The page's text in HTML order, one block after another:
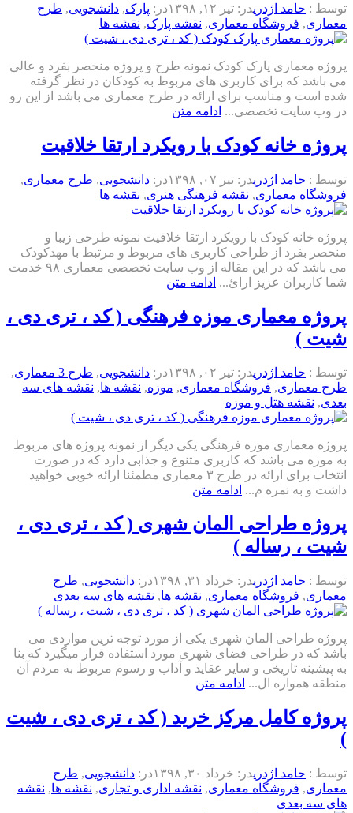
توسط : حامد اژدریدر: تیر ۱۲, ۱۳۹۸ در: پارک, دانشجویی, طرح
معماری, فروشگاه معماری, نقشه پارک, نقشه ها
پروژه معماری پارک کودک نمونه طرح و پروژه منحصر بفرد و عالی
می باشد که برای کاربری های مربوط به کودکان در نظر گرفته
شده است و مناسب برای ارائه در طرح معماری می باشد از این رو
در وب سایت تخصصی... ادامه متن
پروژه خانه کودک با رویکرد ارتقا خلاقیت
توسط : حامد اژدریدر: تیر ۰۷, ۱۳۹۸ در: دانشجویی, طرح معماری,
فروشگاه معماری, نقشه فرهنگی هنری, نقشه ها
پروژه خانه کودک با رویکرد ارتقا خلاقیت نمونه طرحی زیبا و
منحصر بفرد از طراحی کاربری های مربوط و مرتبط با مهدکودک
می باشد که در این مقاله از وب سایت تخصصی معماری ۹۸ خدمت
شما کاربران عزیز ارائ... ادامه متن
پروژه معماری موزه فرهنگی ( کد ، تری دی ،
شیت )
توسط : حامد اژدریدر: تیر ۰۲, ۱۳۹۸ در: دانشجویی, طرح 3 معماری
,
طرح معماری, فروشگاه معماری, موزه, نقشه ها, نقشه های سه
بعدی, نقشه هتل و موزه
پروژه معماری موزه فرهنگی یکی دیگر از نمونه پروژه های مربوط
به موزه می باشد که کاربری متنوع و جذابی دارد که در صورت
انتخاب برای ارائه در طرح ۳ معماری مطمئنا ارائه خوبی خواهید
داشت و به نمره م... ادامه متن
پروژه طراحی المان شهری ( کد ، تری دی ،
شیت ، رساله )
توسط : حامد اژدریدر: خرداد ۳۱, ۱۳۹۸ در: دانشجویی, طرح
معماری, فروشگاه معماری, نقشه ها, نقشه های سه بعدی
پروژه طراحی المان شهری یکی از مورد توجه ترین مواردی می
باشد که در طراحی فضای شهری مورد استفاده قرار میگیرد که بنا
به پیشینه تاریخی و سایر عقاید و آداب و رسوم مربوط به مردم آن
منطقه همواره ال... ادامه متن
پروژه کامل مرکز خرید ( کد ، تری دی ، شیت
)
توسط : حامد اژدریدر: خرداد ۳۰, ۱۳۹۸ در: دانشجویی, طرح
معماری, فروشگاه معماری, نقشه اداری و تجاری, نقشه ها, نقشه
های سه بعدی